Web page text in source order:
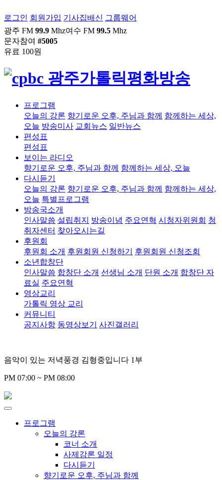
로그인 회원가입 기사집배신 그룹웨어
광주 FM 99.9 Mhz여수 FM 99.5 Mhz
문자참여 #5005
유료 100원
프로그램
오늘의 강론 향기로운 오후, 주님과 함께 함께하는 세상,
오늘 방송미사 교회뉴스 일반뉴스
편성표
편성표
보이는 라디오
향기로운 오후, 주님과 함께 함께하는 세상, 오늘
다시듣기
오늘의 강론 향기로운 오후, 주님과 함께 함께하는 세상,
오늘 특별프로그램
방송국소개
인사말씀 설립취지 방송이념 주요연혁 시청자위원회 청
취자센터 찾아오시는길
후원회
후원회 소개 후원회원 신청하기
후원회원 신청조회
소년합창단
인사말씀 합창단 소개 선생님 소개 단원 소개 합창단 자
료실 주요연혁
영상교리
가톨릭 영상 교리
커뮤니티
공지사항 동영상보기 사진갤러리
음악이 있는 저녁풍경 김형중입니다 1부
PM 07:00 ~ PM 08:00
프로그램
오늘의 강론
코너 소개
사제강론 일정
다시듣기
향기로운 오후, 주님과 함께